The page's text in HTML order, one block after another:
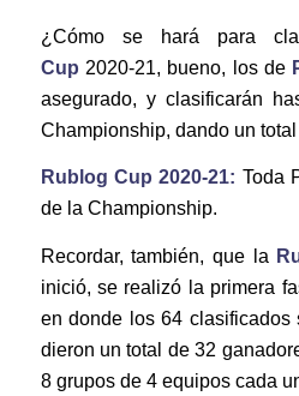
¿Cómo se hará para
Cup 2020-21, bueno, los de
asegurado, y clasificarán
Championship, dando un
Rublog Cup 2020-21: Toda
de la Championship.
Recordar, también, que la
inició, se realizó la primera
en donde los 64 clasificados
dieron un total de 32
8 grupos de 4 equipos cada